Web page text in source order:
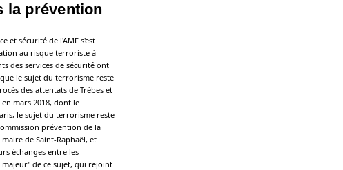
la prévention
et sécurité de l'AMF s'est
au risque terroriste à
des services de sécurité ont
le sujet du terrorisme reste
des attentats de Trèbes et
mars 2018, dont le
le sujet du terrorisme reste
prévention de la
de Saint-Raphaël, et
échanges entre les
de ce sujet, qui rejoint